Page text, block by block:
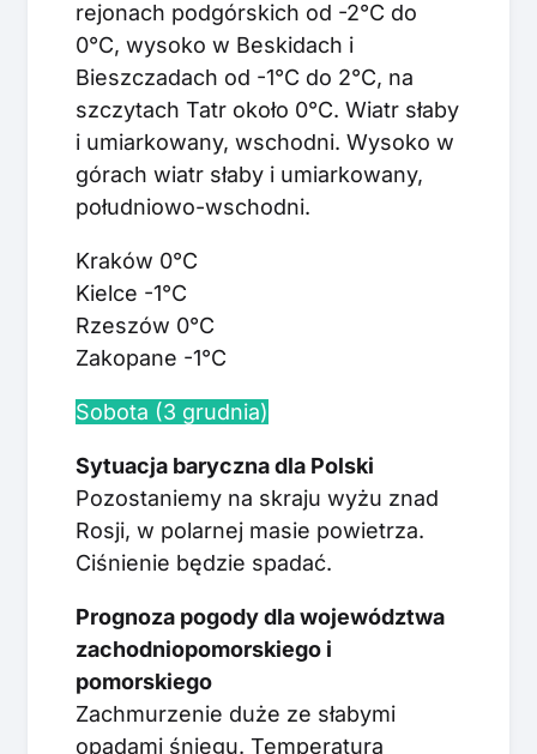
rejonach podgórskich od -2°C do
0°C, wysoko w Beskidach i
Bieszczadach od -1°C do 2°C, na
szczytach Tatr około 0°C. Wiatr słaby
i umiarkowany, wschodni. Wysoko w
górach wiatr słaby i umiarkowany,
południowo-wschodni.
Kraków 0°C
Kielce -1°C
Rzeszów 0°C
Zakopane -1°C
Sobota (3 grudnia)
Sytuacja baryczna dla Polski
Pozostaniemy na skraju wyżu znad
Rosji, w polarnej masie powietrza.
Ciśnienie będzie spadać.
Prognoza pogody dla województwa
zachodniopomorskiego i
pomorskiego
Zachmurzenie duże ze słabymi
opadami śniegu. Temperatura